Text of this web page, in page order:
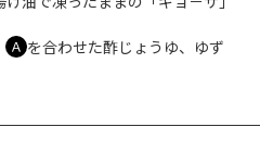
Ａ を合わせた酢じょうゆ、ゆず